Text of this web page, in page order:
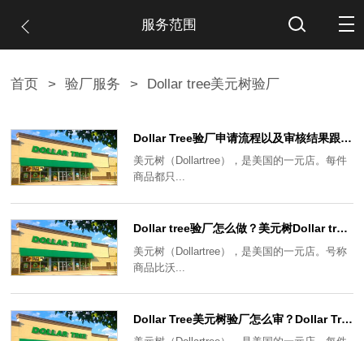
服务范围
首页 > 验厂服务 > Dollar tree美元树验厂
Dollar Tree验厂申请流程以及审核结果跟进要求
美元树（Dollartree），是美国的一元店。每件
商品都只...
Dollar tree验厂怎么做？美元树Dollar tree验厂审核预订流程及要求
美元树（Dollartree），是美国的一元店。号称
商品比沃...
Dollar Tree美元树验厂怎么审？Dollar Tree验厂审核常项目及内容